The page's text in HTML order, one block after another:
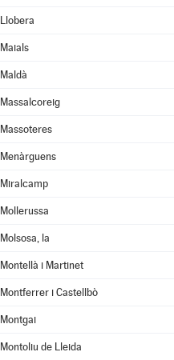
Llobera
Maials
Maldà
Massalcoreig
Massoteres
Menàrguens
Miralcamp
Mollerussa
Molsosa, la
Montellà i Martinet
Montferrer i Castellbò
Montgai
Montoliu de Lleida